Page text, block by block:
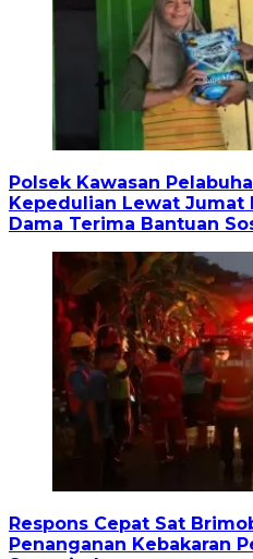
Polsek Kawasan
Kepedulian Lewat Jumat
Dama Terima Bantuan
Respons Cepat Sat
Penanganan Kebakaran